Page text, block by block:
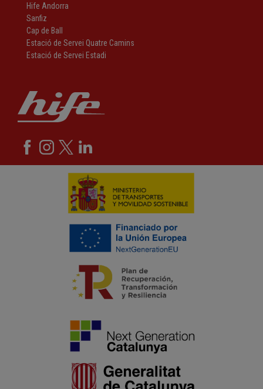
Hife Andorra
Sanfiz
Cap de Ball
Estació de Servei Quatre Camins
Estació de Servei Estadi